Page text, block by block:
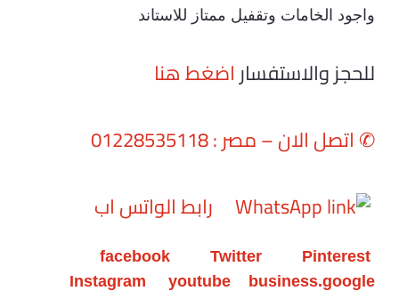
واجود الخامات وتقفيل ممتاز للاستاند
للحجز والاستفساراضغط هنا
✆اتصل الان – مصر : 01228535118
رابط الواتس اب
facebook Twitter
Pinterest
Instagram
youtube business.google